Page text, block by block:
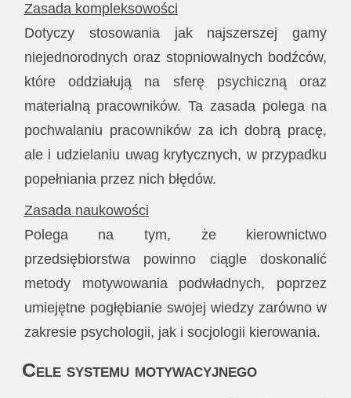
Zasada kompleksowości
Dotyczy stosowania jak najszerszej gamy
niejednorodnych oraz stopniowalnych bodźców,
które oddziałują na sferę psychiczną oraz
materialną pracowników. Ta zasada polega na
pochwalaniu pracowników za ich dobrą pracę,
ale i udzielaniu uwag krytycznych, w przypadku
popełniania przez nich błędów.
Zasada naukowości
Polega na tym, że kierownictwo
przedsiębiorstwa powinno ciągle doskonalić
metody motywowania podwładnych, poprzez
umiejętne pogłębianie swojej wiedzy zarówno w
zakresie psychologii, jak i socjologii kierowania.
Cele systemu motywacyjnego